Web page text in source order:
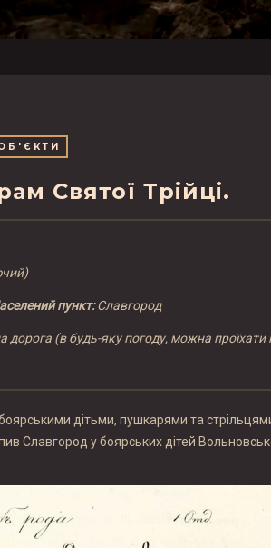
Святої Трійці.
пункт:Славгород
дорога (в будь-яку погоду, можна проїхати
дітьми, пушкарями та
Славгород у боярських дітей